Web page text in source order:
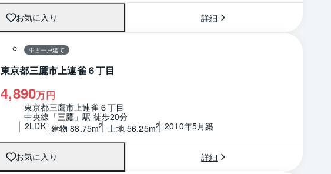
お気に入り 詳細
中古一戸建て
東京都三鷹市上連雀６丁目
4,890万円
東京都三鷹市上連雀６丁目
中央線「三鷹」駅 徒歩20分
2LDK 建物 88.75m2 土地 56.25m2 2010年5月築
お気に入り 詳細